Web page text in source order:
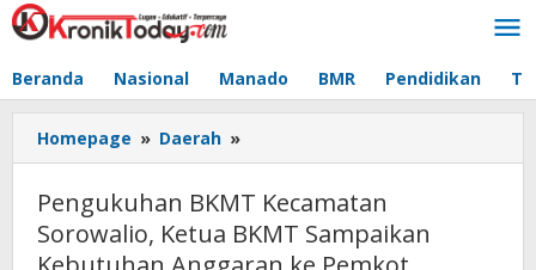
Lewati
ke
Beranda Nasional Manado BMR Pendidikan
Homepage » Daerah »
BKMT
Sorowalio,
Ketua
BKMT
Pengukuhan BKMT Kecamatan
Sorowalio, Ketua BKMT Sampaikan